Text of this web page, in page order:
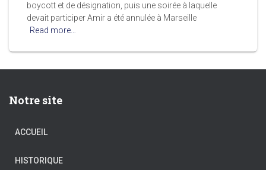
boycott et de désignation, puis une soirée à laquelle
devait participer Amir a été annulée à Marseille
Read more…
Notre site
ACCUEIL
HISTORIQUE